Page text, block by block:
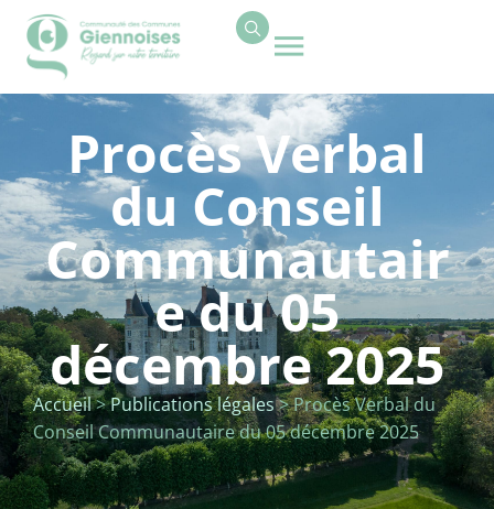
principal
Procès Verbal
du Conseil
Communautair
e du 05
décembre 2025
Accueil>Publications légales>Procès Verbal du
Conseil Communautaire du 05 décembre 2025